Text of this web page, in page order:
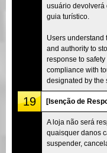
usuário devolverá
guia turístico.
Users understand
and authority to
response to
compliance with
designated by the
19 [Isenção de
A loja não será
quaisquer danos
suspender,